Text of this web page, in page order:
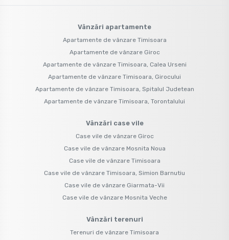
Vânzări apartamente
Apartamente de vânzare Timisoara
Apartamente de vânzare Giroc
Apartamente de vânzare Timisoara, Calea Urseni
Apartamente de vânzare Timisoara, Girocului
Apartamente de vânzare Timisoara, Spitalul Judetean
Apartamente de vânzare Timisoara, Torontalului
Vânzări case vile
Case vile de vânzare Giroc
Case vile de vânzare Mosnita Noua
Case vile de vânzare Timisoara
Case vile de vânzare Timisoara, Simion Barnutiu
Case vile de vânzare Giarmata-Vii
Case vile de vânzare Mosnita Veche
Vânzări terenuri
Terenuri de vânzare Timisoara